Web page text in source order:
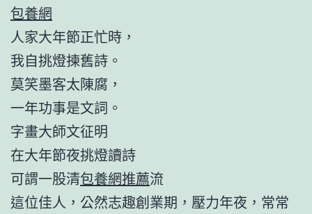
包養網
人家大年節正忙時，
我自挑燈揀舊詩。
莫笑墨客太陳腐，
一年功事是文詞。
字畫大師文征明
在大年節夜挑燈讀詩
可謂一股清包養網推薦流
這位佳人，公然志趣創業期，壓力年夜，常常